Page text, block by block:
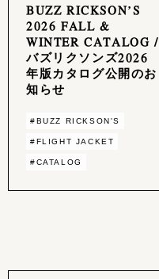
BUZZ RICKSON’S
2026 FALL &
WINTER CATALOG /
バズリクソンズ2026
年版カタログ公開のお
知らせ
#BUZZ RICKSON'S
#FLIGHT JACKET
#CATALOG